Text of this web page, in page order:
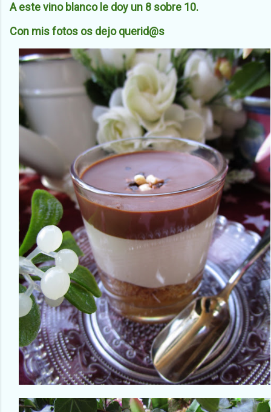
A este vino blanco le doy un 8 sobre 10.
Con mis fotos os dejo querid@s